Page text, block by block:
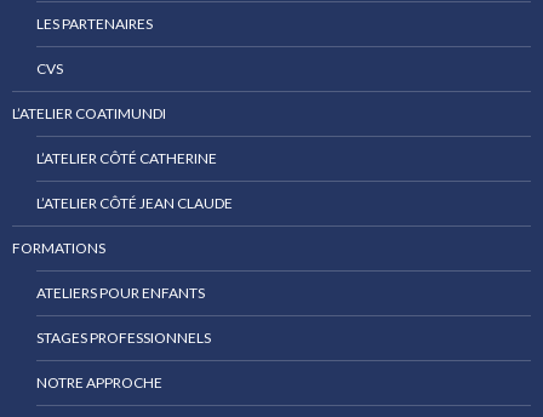
LES PARTENAIRES
CVS
L’ATELIER COATIMUNDI
L’ATELIER CÔTÉ CATHERINE
L’ATELIER CÔTÉ JEAN CLAUDE
FORMATIONS
ATELIERS POUR ENFANTS
STAGES PROFESSIONNELS
NOTRE APPROCHE